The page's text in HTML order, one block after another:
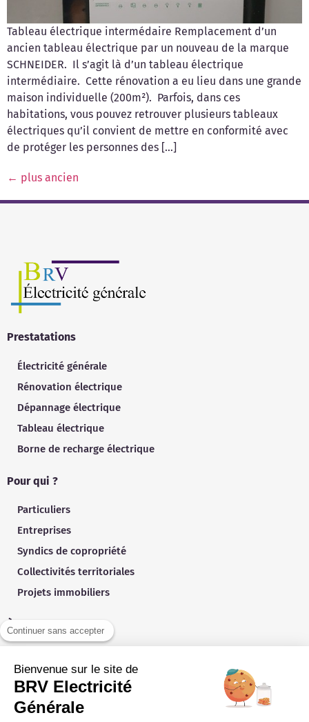
Tableau électrique intermédaire Remplacement d’un
ancien tableau électrique par un nouveau de la marque
SCHNEIDER. Il s’agit là d’un tableau électrique
intermédiaire. Cette rénovation a eu lieu dans une grande
maison individuelle (200m²). Parfois, dans ces
habitations, vous pouvez retrouver plusieurs tableaux
électriques qu’il convient de mettre en conformité avec
de protéger les personnes des […]
← plus ancien
Prestatations
Électricité générale
Rénovation électrique
Dépannage électrique
Tableau électrique
Borne de recharge électrique
Pour qui ?
Particuliers
Entreprises
Syndics de copropriété
Collectivités territoriales
Projets immobiliers
À propos
Qui sommes-nous ?
Blog
Références
Continuer sans accepter
Bienvenue sur le site de
BRV Electricité
Générale